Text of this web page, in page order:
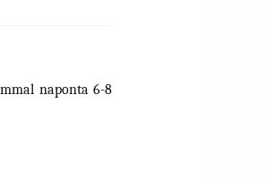
naponta 6-8